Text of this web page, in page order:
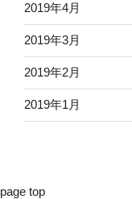
2019年4月
2019年3月
2019年2月
2019年1月
page top